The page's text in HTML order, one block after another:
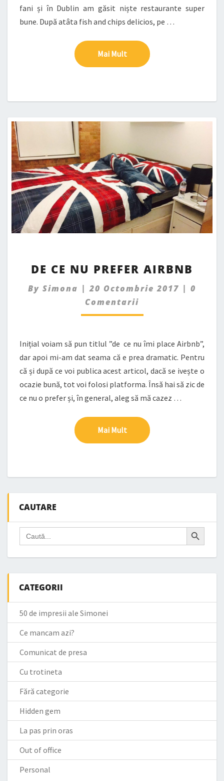
fani și în Dublin am găsit niște restaurante super
bune. După atâta fish and chips delicios, pe …
Mai MultMai Mult
CE
PREFER
AIRBNB
DE CE NU PREFER AIRBNB
By Simona |20 Octombrie 2017 | 0
Comentarii
Inițial voiam să pun titlul ”de ce nu îmi place Airbnb”,
dar apoi mi-am dat seama că e prea dramatic. Pentru
că și după ce voi publica acest articol, dacă se ivește o
ocazie bună, tot voi folosi platforma. Însă hai să zic de
ce nu o prefer și, în general, aleg să mă cazez …
Mai MultMai Mult
CAUTARE
Search
for:
Search Button
CATEGORII
50 de impresii ale Simonei
Ce mancam azi?
Comunicat de presa
Cu trotineta
Fără categorie
Hidden gem
La pas prin oras
Out of office
Personal